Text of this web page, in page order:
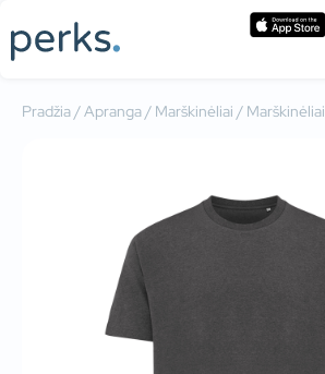
Pradžia/Apranga/ Marškinėliai / Marškinėliai